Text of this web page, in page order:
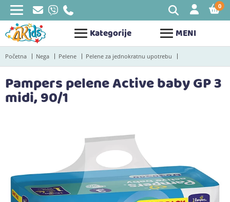
Kategorije MENI
0
Početna Nega Pelene Pelene za jednokratnu upotrebu
Pampers pelene Active baby GP 3
midi, 90/1